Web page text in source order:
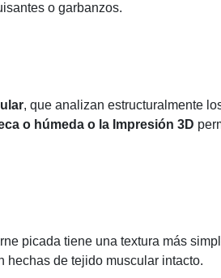
o garbanzos.
, que analizan estructuralmente
o húmeda o la Impresión 3D
picada tiene una textura más
hechas de tejido muscular intacto.